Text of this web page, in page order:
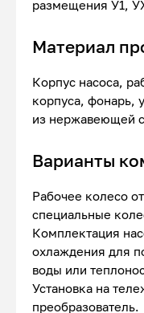
размещения У1,
Материал
Корпус насоса,
корпуса, фонарь,
из нержавеющей
Варианты
Рабочее колесо
специальные
Комплектация
охлаждения для
воды или
Установка на
преобразователь.